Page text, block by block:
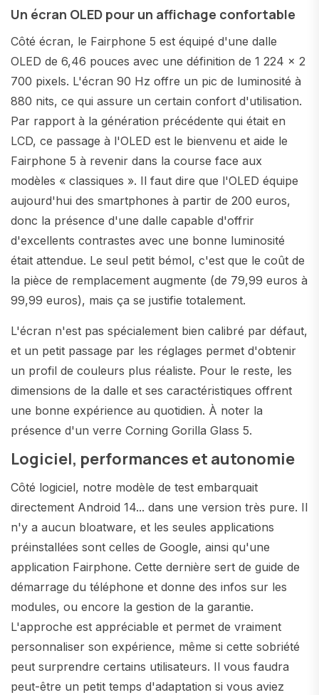
Un écran OLED pour un affichage confortable
Côté écran, le Fairphone 5 est équipé d'une dalle
OLED de 6,46 pouces avec une définition de 1 224 x 2
700 pixels. L'écran 90 Hz offre un pic de luminosité à
880 nits, ce qui assure un certain confort d'utilisation.
Par rapport à la génération précédente qui était en
LCD, ce passage à l'OLED est le bienvenu et aide le
Fairphone 5 à revenir dans la course face aux
modèles « classiques ». Il faut dire que l'OLED équipe
aujourd'hui des smartphones à partir de 200 euros,
donc la présence d'une dalle capable d'offrir
d'excellents contrastes avec une bonne luminosité
était attendue. Le seul petit bémol, c'est que le coût de
la pièce de remplacement augmente (de 79,99 euros à
99,99 euros), mais ça se justifie totalement.
L'écran n'est pas spécialement bien calibré par défaut,
et un petit passage par les réglages permet d'obtenir
un profil de couleurs plus réaliste. Pour le reste, les
dimensions de la dalle et ses caractéristiques offrent
une bonne expérience au quotidien. À noter la
présence d'un verre Corning Gorilla Glass 5.
Logiciel, performances et autonomie
Côté logiciel, notre modèle de test embarquait
directement Android 14... dans une version très pure. Il
n'y a aucun bloatware, et les seules applications
préinstallées sont celles de Google, ainsi qu'une
application Fairphone. Cette dernière sert de guide de
démarrage du téléphone et donne des infos sur les
modules, ou encore la gestion de la garantie.
L'approche est appréciable et permet de vraiment
personnaliser son expérience, même si cette sobriété
peut surprendre certains utilisateurs. Il vous faudra
peut-être un petit temps d'adaptation si vous aviez